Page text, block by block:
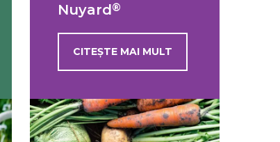
Nuyard®
CITEȘTE MAI MULT